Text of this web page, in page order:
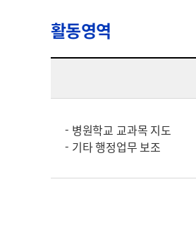
활동영역
- 병원학교 교과목 지도
- 기타 행정업무 보조